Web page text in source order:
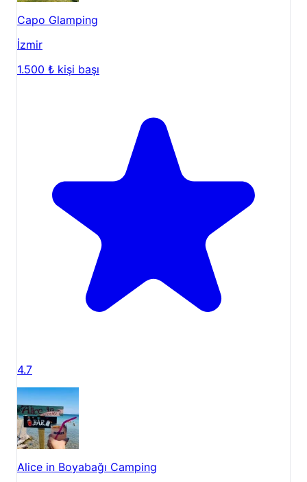
ziyaret ederek yöresel ürünleri keşfedebilir,
balıkçı kasabalarının otantik atmosferini
deneyimleyebilirsiniz. Yakın çevredeki Urla ve
Çeşme gibi yerleşim yerlerine günübirlik geziler
zenginliklerini görebilirsiniz.
MORS KARAVAN & ÇADIR KAMP ALANI
aylarında serin Ege rüzgarları eşliğinde ferah bir
kamp deneyimi sunarken, Hatice Gündüz'ün
yorumunda da belirtildiği gibi kış aylarında da
konaklama imkanı sunar. Sobalı çadırlarımız ve
klimalı dome evlerimiz sayesinde, her mevsimde
doğayla iç içe, sıcak ve konforlu bir tatil
geçirebilirsiniz.
arasında öne çıkan
tesisimiz, her mevsimde farklı bir güzellik sunarak
misafirlerini bekliyor.
Capo Glamping
İzmir
1.500 ₺ kişi başı
4.7
Alice in Boyabağı Camping